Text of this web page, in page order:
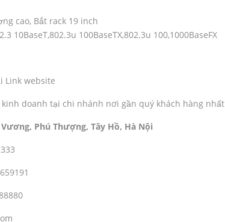
cao, Bắt rack 19 inch
10BaseT,802.3u 100BaseTX,802.3u 100,1000BaseFX
Link website
kinh doanh tại chi nhánh nơi gần quý khách hàng nhất
Phú Thượng, Tây Hồ, Hà Nội